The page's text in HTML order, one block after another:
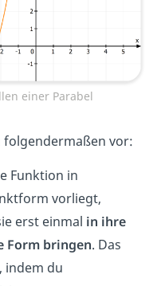
einer Parabel
folgendermaßen vor:
Funktion in
vorliegt,
erst einmal in ihre
Form bringen. Das
indem du